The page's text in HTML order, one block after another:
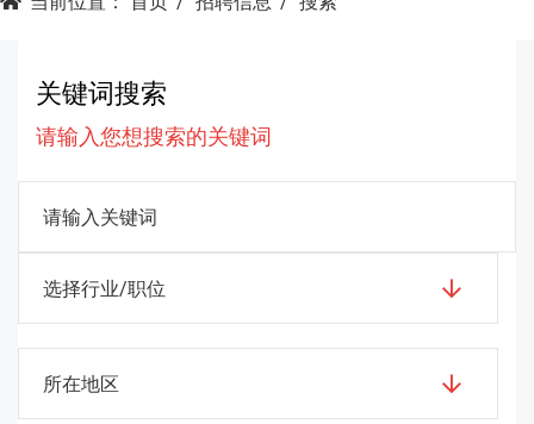
关键词搜索
请输入您想搜索的关键词
选择行业/职位
所在地区